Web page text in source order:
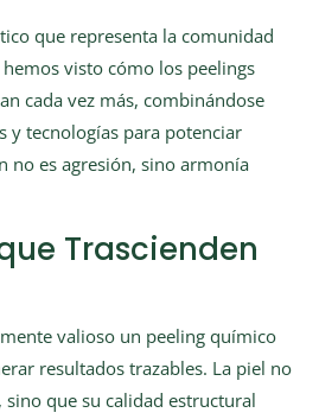
que representa la comunidad
visto cómo los peelings
cada vez más, combinándose
y tecnologías para potenciar
no es agresión, sino armonía
Trascienden
valioso un peeling químico
resultados trazables. La piel no
que su calidad estructural